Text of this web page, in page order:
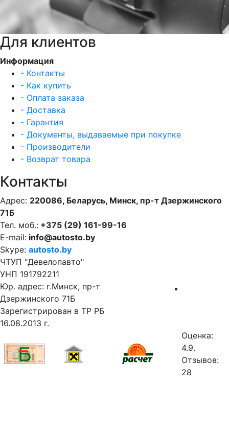
Для клиентов
Информация
- Контакты
- Как купить
- Оплата заказа
- Доставка
- Гарантия
- Документы, выдаваемые при покупке
- Производители
- Возврат товара
Контакты
Адрес: 220086, Беларусь, Минск, пр-т Дзержинского
71Б
Тел. моб.: +375 (29) 161-99-16
E-mail: info@autosto.by
Skype: autosto.by
ЧТУП "Девелопавто"
УНП 191792211
Юр. адрес: г.Минск, пр-т
Дзержинского 71Б
Зарегистрирован в ТР РБ
16.08.2013 г.
Оценка:
4.9.
Отзывов:
28